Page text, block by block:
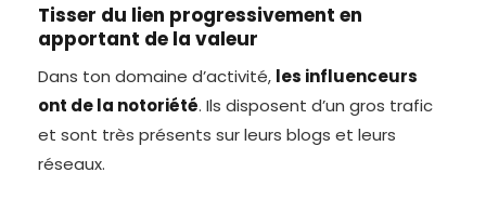
Tisser du lien progressivement en
apportant de la valeur
Dans ton domaine d’activité, les influenceurs
ont de la notoriété. Ils disposent d’un gros trafic
et sont très présents sur leurs blogs et leurs
réseaux.